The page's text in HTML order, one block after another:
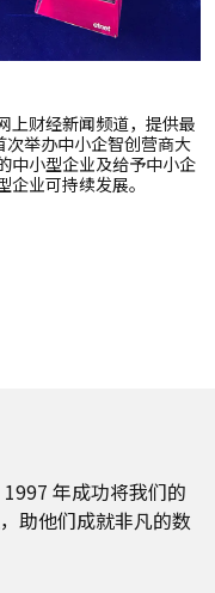
上财经新闻频道，提供最
次举办中小企智创营商大
中小型企业及给予中小企
业可持续发展。
年成功将我们的
助他们成就非凡的数